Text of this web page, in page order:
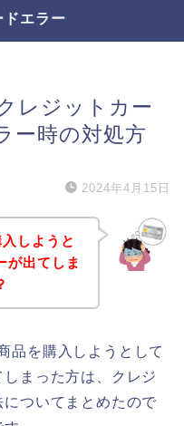
ドエラー
レジットカー
ー時の対処方
2024年4月15日
しようと
が出てしま
品を購入しようとして
まった方は、クレジ
ついてまとめたので